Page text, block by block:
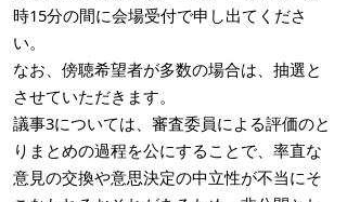
時15分の間に会場受付で申し出てくださ
い。
なお、傍聴希望者が多数の場合は、抽選と
させていただきます。
議事3については、審査委員による評価のと
りまとめの過程を公にすることで、率直な
意見の交換や意思決定の中立性が不当にそ